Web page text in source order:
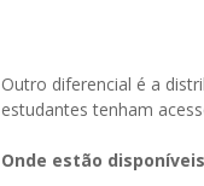
Outro diferencial é a
estudantes tenham
Onde estão